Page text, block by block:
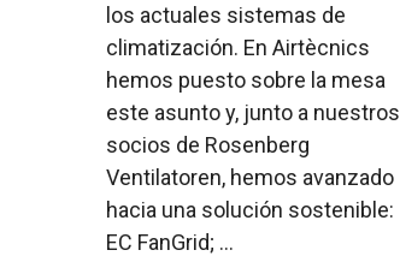
los actuales sistemas de
climatización. En Airtècnics
hemos puesto sobre la mesa
este asunto y, junto a nuestros
socios de Rosenberg
Ventilatoren, hemos avanzado
hacia una solución sostenible:
EC FanGrid; ...